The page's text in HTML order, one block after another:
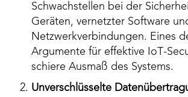
Schwachstellen bei der
Geräten, vernetzter Software
Netzwerkverbindungen. Eines
Argumente für effektive IoT-
schiere Ausmaß des Systems.
Unverschlüsselte